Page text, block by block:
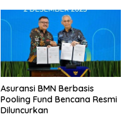
Asuransi BMN Berbasis
Pooling Fund Bencana Resmi
Diluncurkan